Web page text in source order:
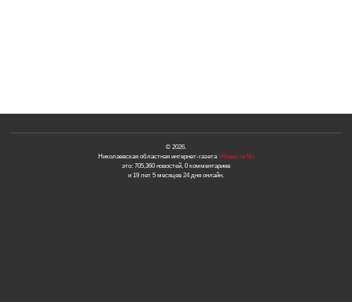
© 2026.
Николаевская областная интернет-газета«Новости N»
это: 705,360 новостей, 0 комментариев
и 19 лет 5 месяцев 24 дня онлайн.